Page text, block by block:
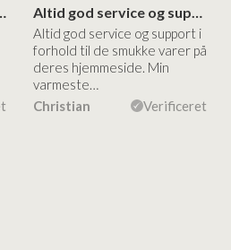
Altid god service og support i
forhold til de smukke varer på
deres hjemmeside. Min
varmeste…
Christian
Verificeret